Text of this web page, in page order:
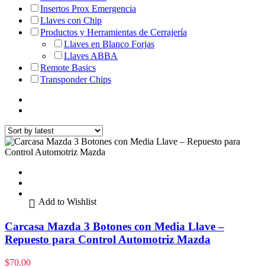
Insertos Prox Emergencia
Llaves con Chip
Productos y Herramientas de Cerrajería
Llaves en Blanco Forjas
Llaves ABBA
Remote Basics
Transponder Chips
Add to Wishlist
Carcasa Mazda 3 Botones con Media Llave –
Repuesto para Control Automotriz Mazda
$70.00